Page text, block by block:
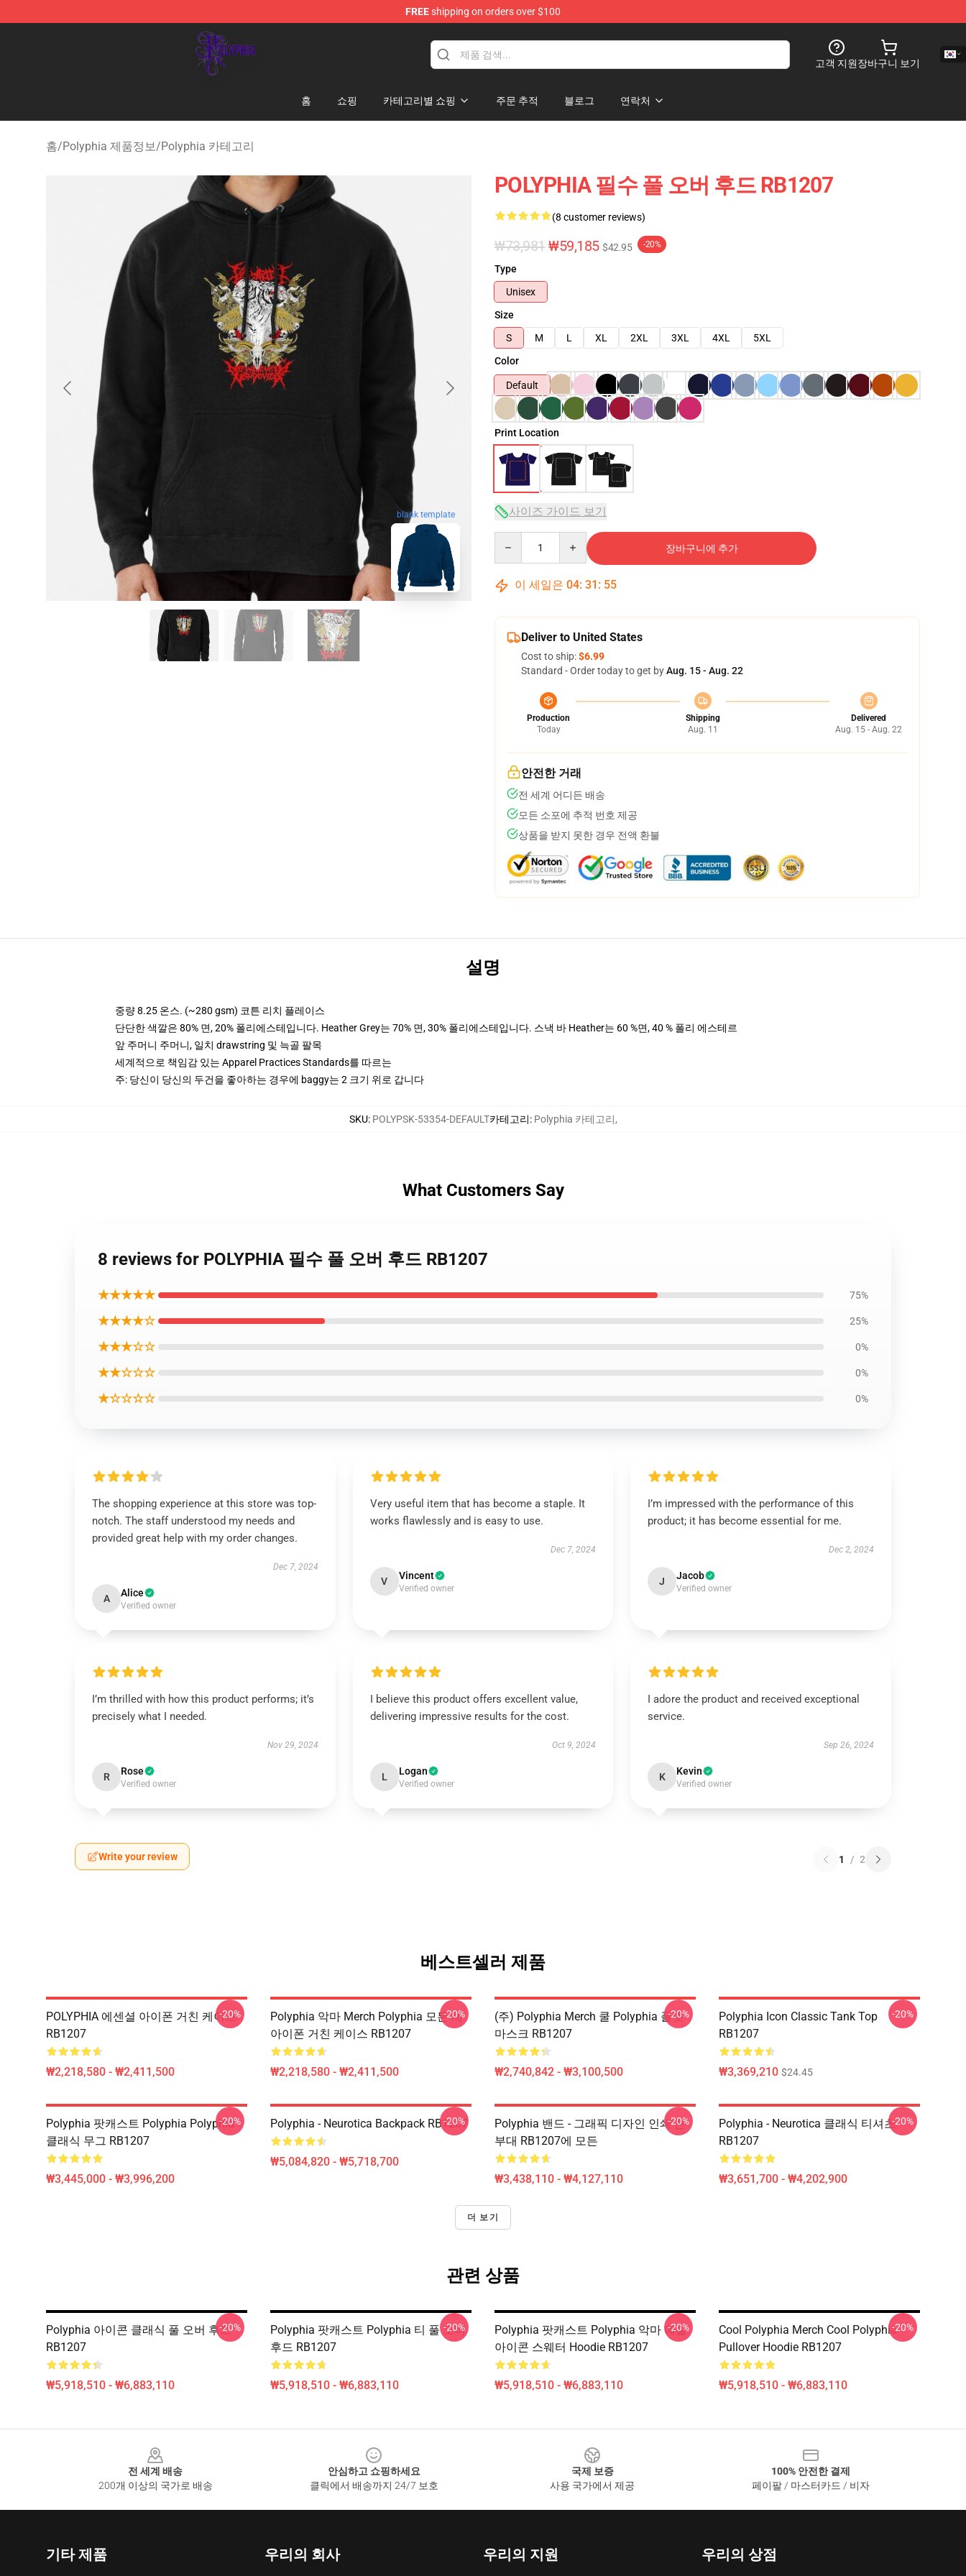
FREEshipping on orders over $100
Polyphia Shop - Official Polyphia Merchandise Store
고객 지원장바구니 보기
홈 쇼핑 카테고리별 쇼핑 주문 추적 블로그 연락처
홈/Polyphia 제품정보/Polyphia 카테고리
blank template
POLYPHIA 필수 풀 오버 후드 RB1207
(8 customer reviews)
₩73,981 ₩59,185 $42.95 -20%
Type
Unisex
Size
S
M L XL 2XL 3XL 4XL
5XL
Color
Default
Print Location
사이즈 가이드 보기
장바구니에 추가
이 세일은 04: 31 : 54
Deliver to United States
Cost to ship:$6.99
Standard - Order today to get byAug. 15 - Aug. 22
Production
Today
Shipping
Aug. 11
Delivered
Aug. 15 - Aug. 22
안전한 거래
전 세계 어디든 배송
모든 소포에 추적 번호 제공
상품을 받지 못한 경우 전액 환불
설명
중량 8.25 온스. (~280 gsm) 코튼 리치 플레이스
단단한 색깔은 80% 면, 20% 폴리에스테입니다. Heather Grey는 70% 면, 30% 폴리에스테입니다. 스낵 바 Heather는 60 %면, 40 % 폴리 에스테르
앞 주머니 주머니, 일치 drawstring 및 늑골 팔목
세계적으로 책임감 있는 Apparel Practices Standards를 따르는
주: 당신이 당신의 두건을 좋아하는 경우에 baggy는 2 크기 위로 갑니다
SKU: POLYPSK-53354-DEFAULT카테고리: Polyphia 카테고리,
What Customers Say
8 reviews for POLYPHIA 필수 풀 오버 후드 RB1207
★★★★★ 75%
★★★★☆ 25%
★★★☆☆ 0%
★★☆☆☆ 0%
★☆☆☆☆ 0%
The shopping experience at this store was top-
notch. The staff understood my needs and
provided great help with my order changes.
Dec 7, 2024
A Alice
Verified owner
Very useful item that has become a staple. It
works flawlessly and is easy to use.
Dec 7, 2024
V Vincent
Verified owner
I’m impressed with the performance of this
product; it has become essential for me.
Dec 2, 2024
J Jacob
Verified owner
I’m thrilled with how this product performs; it’s
precisely what I needed.
Nov 29, 2024
R Rose
Verified owner
I believe this product offers excellent value,
delivering impressive results for the cost.
Oct 9, 2024
L Logan
Verified owner
I adore the product and received exceptional
service.
Sep 26, 2024
K Kevin
Verified owner
Write your review 1 / 2
베스트셀러 제품
POLYPHIA 에센셜 아이폰 거친 케이스
RB1207
₩2,218,580 - ₩2,411,500
-20%
Polyphia 악마 Merch Polyphia 모든 새
아이폰 거친 케이스 RB1207
₩2,218,580 - ₩2,411,500
-20%
(주) Polyphia Merch 쿨 Polyphia 플랫
마스크 RB1207
₩2,740,842 - ₩3,100,500
-20%
Polyphia Icon Classic Tank Top
RB1207
₩3,369,210 $24.45
-20%
Polyphia 팟캐스트 Polyphia Polyphia
클래식 무그 RB1207
₩3,445,000 - ₩3,996,200
-20% Polyphia - Neurotica Backpack RB1207
₩5,084,820 - ₩5,718,700
-20%
Polyphia 밴드 - 그래픽 디자인 인쇄 끈
부대 RB1207에 모든
₩3,438,110 - ₩4,127,110
-20%
Polyphia - Neurotica 클래식 티셔츠
RB1207
₩3,651,700 - ₩4,202,900
-20%
더 보기
관련 상품
Polyphia 아이콘 클래식 풀 오버 후드
RB1207
₩5,918,510 - ₩6,883,110
-20%
Polyphia 팟캐스트 Polyphia 티 풀 오버
후드 RB1207
₩5,918,510 - ₩6,883,110
-20%
Polyphia 팟캐스트 Polyphia 악마 예술
아이콘 스웨터 Hoodie RB1207
₩5,918,510 - ₩6,883,110
-20%
Cool Polyphia Merch Cool Polyphia
Pullover Hoodie RB1207
₩5,918,510 - ₩6,883,110
-20%
전 세계 배송
200개 이상의 국가로 배송
안심하고 쇼핑하세요
클릭에서 배송까지 24/7 보호
국제 보증
사용 국가에서 제공
100% 안전한 결제
페이팔 / 마스터카드 / 비자
기타 제품 우리의 회사 우리의 지원 우리의 상점